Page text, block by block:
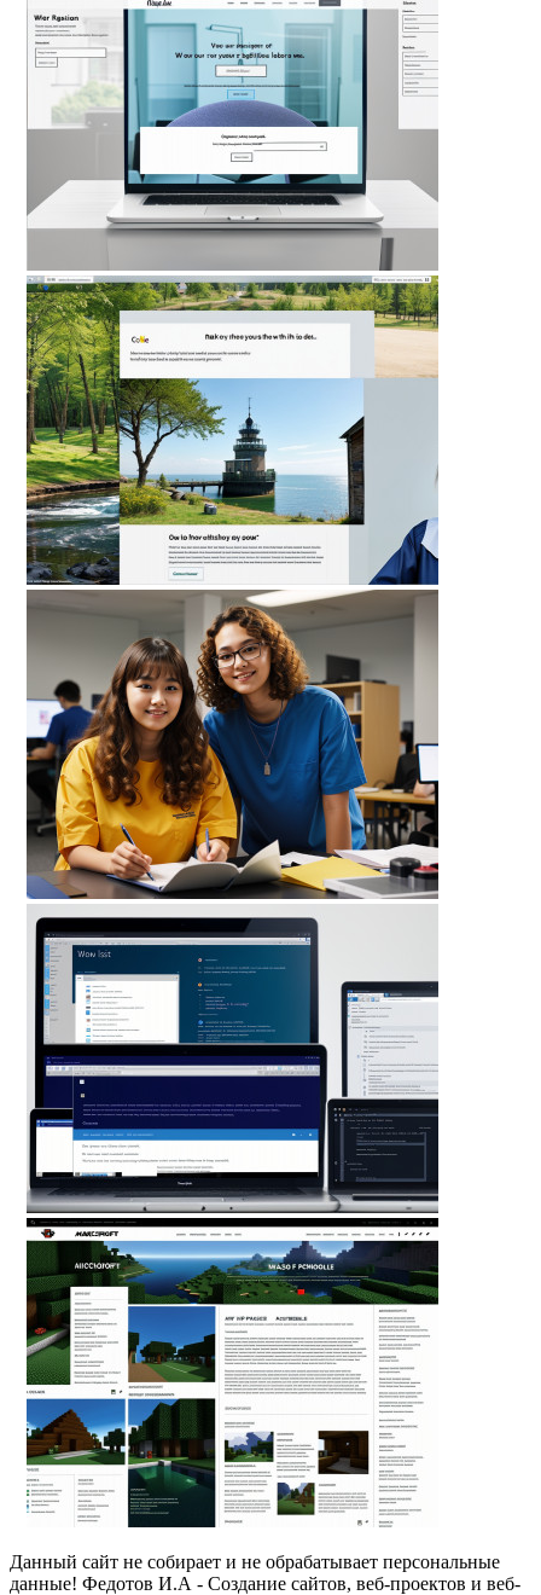
Данный сайт не собирает и не обрабатывает персональные
данные! Федотов И.А - Создание сайтов, веб-проектов и веб-